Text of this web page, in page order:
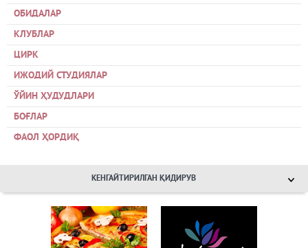
ОБИДАЛАР
КЛУБЛАР
ЦИРК
ИЖОДИЙ СТУДИЯЛАР
ЎЙИН ҲУДУДЛАРИ
БОҒЛАР
ФАОЛ ҲОРДИҚ
КЕНГАЙТИРИЛГАН ҚИДИРУВ